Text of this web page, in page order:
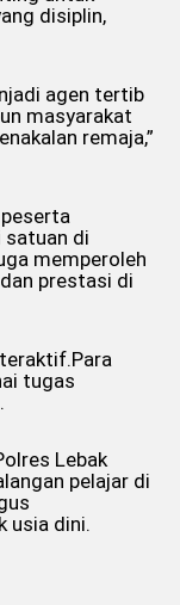
disiplin,
agen tertib
masyarakat
remaja,”
satuan di
memperoleh
prestasi di
tugas
Lebak
pelajar di
usia dini.